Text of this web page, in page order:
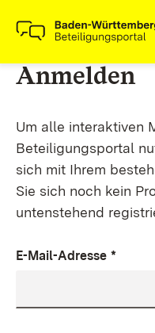
Anmelden
Um alle interaktiven
Beteiligungsportal
sich mit Ihrem
Sie sich noch kein
untenstehend
E-Mail-Adresse *